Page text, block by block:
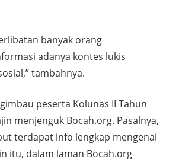
banyak orang
adanya kontes lukis
tambahnya.
peserta Kolunas II Tahun
menjenguk Bocah.org. Pasalnya,
terdapat info lengkap mengenai
itu, dalam laman Bocah.org